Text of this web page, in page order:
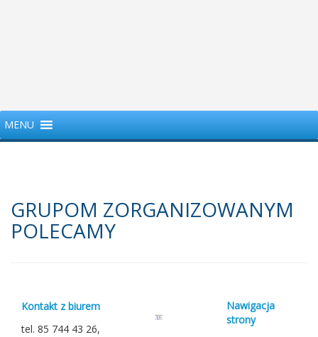
MENU
GRUPOM ZORGANIZOWANYM
POLECAMY
Kontakt z biurem
tel. 85 744 43 26,
Nawigacja
strony